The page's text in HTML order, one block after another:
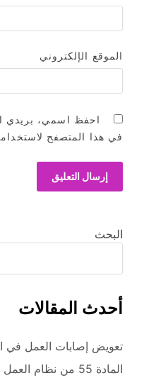
الموقع الإلكتروني
احفظ اسمي، بريدي
في هذا المتصفح
البحث
أحدث المقالات
تعويض إصابات العمل في
المادة 55 من نظام العمل السعودي